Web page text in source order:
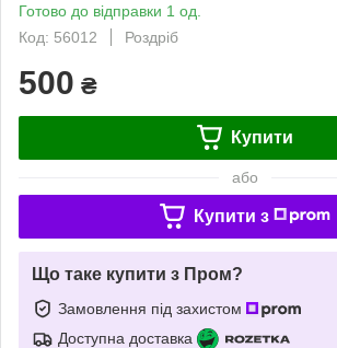
Готово до відправки 1 од.
Код: 56012
Роздріб
500 ₴
Купити
або
Купити з
Що таке купити з Пром?
Замовлення під захистом
Доступна доставка